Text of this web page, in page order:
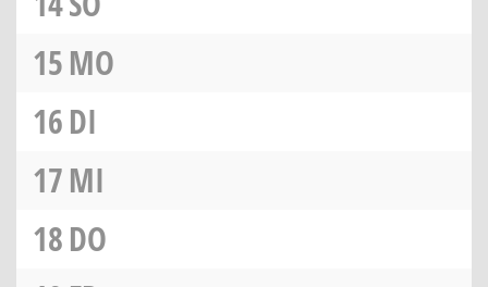
15MO
16DI
17MI
18DO